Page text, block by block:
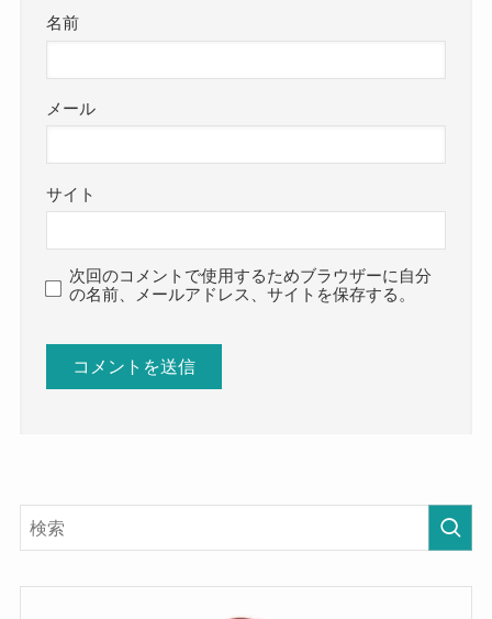
名前
メール
サイト
次回のコメントで使用するためブラウザーに自分
の名前、メールアドレス、サイトを保存する。